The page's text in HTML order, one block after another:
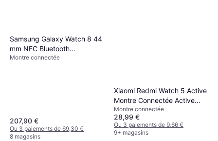
Samsung Galaxy Watch 8 44
mm NFC Bluetooth
Smartwatch
Montre connectée
207,90 €
Ou 3 paiements de 69,30 €
8 magasins
Xiaomi Redmi Watch 5 Active
Montre Connectée Active
Argent
Montre connectée
28,99 €
Ou 3 paiements de 9,66 €
9+ magasins